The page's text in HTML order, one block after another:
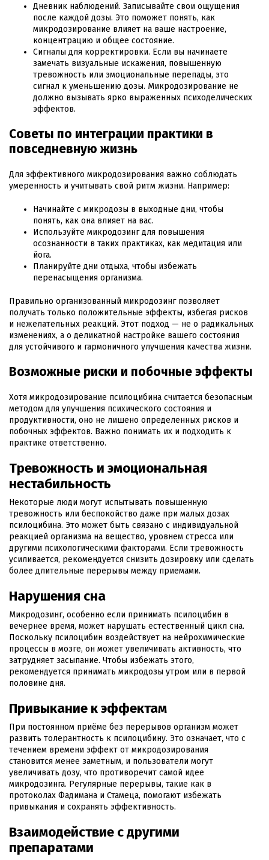
Дневник наблюдений. Записывайте свои ощущения
после каждой дозы. Это поможет понять, как
микродозирование влияет на ваше настроение,
концентрацию и общее состояние.
Сигналы для корректировки. Если вы начинаете
замечать визуальные искажения, повышенную
тревожность или эмоциональные перепады, это
сигнал к уменьшению дозы. Микродозирование не
должно вызывать ярко выраженных психоделических
эффектов.
Советы по интеграции практики в
повседневную жизнь
Для эффективного микродозирования важно соблюдать
умеренность и учитывать свой ритм жизни. Например:
Начинайте с микродозы в выходные дни, чтобы
понять, как она влияет на вас.
Используйте микродозинг для повышения
осознанности в таких практиках, как медитация или
йога.
Планируйте дни отдыха, чтобы избежать
перенасыщения организма.
Правильно организованный микродозинг позволяет
получать только положительные эффекты, избегая рисков
и нежелательных реакций. Этот подход — не о радикальных
изменениях, а о деликатной настройке вашего состояния
для устойчивого и гармоничного улучшения качества жизни.
Возможные риски и побочные эффекты
Хотя микродозирование псилоцибина считается безопасным
методом для улучшения психического состояния и
продуктивности, оно не лишено определенных рисков и
побочных эффектов. Важно понимать их и подходить к
практике ответственно.
Тревожность и эмоциональная
нестабильность
Некоторые люди могут испытывать повышенную
тревожность или беспокойство даже при малых дозах
псилоцибина. Это может быть связано с индивидуальной
реакцией организма на вещество, уровнем стресса или
другими психологическими факторами. Если тревожность
усиливается, рекомендуется снизить дозировку или сделать
более длительные перерывы между приемами.
Нарушения сна
Микродозинг, особенно если принимать псилоцибин в
вечернее время, может нарушать естественный цикл сна.
Поскольку псилоцибин воздействует на нейрохимические
процессы в мозге, он может увеличивать активность, что
затрудняет засыпание. Чтобы избежать этого,
рекомендуется принимать микродозы утром или в первой
половине дня.
Привыкание к эффектам
При постоянном приёме без перерывов организм может
развить толерантность к псилоцибину. Это означает, что с
течением времени эффект от микродозирования
становится менее заметным, и пользователи могут
увеличивать дозу, что противоречит самой идее
микродозинга. Регулярные перерывы, такие как в
протоколах Фадимана и Стамеца, помогают избежать
привыкания и сохранять эффективность.
Взаимодействие с другими
препаратами